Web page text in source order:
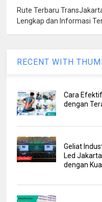
Rute Terbaru
Lengkap dan Informasi
RECENT WITH
Cara
dengan
Geliat
Led
dengan